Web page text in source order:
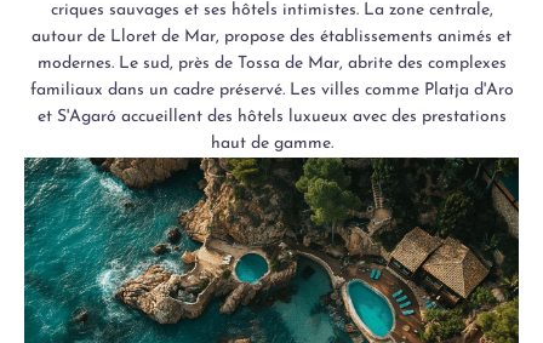
criques sauvages et ses hôtels intimistes. La zone centrale,
autour de Lloret de Mar, propose des établissements animés et
modernes. Le sud, près de Tossa de Mar, abrite des complexes
familiaux dans un cadre préservé. Les villes comme Platja d'Aro
et S'Agaró accueillent des hôtels luxueux avec des prestations
haut de gamme.